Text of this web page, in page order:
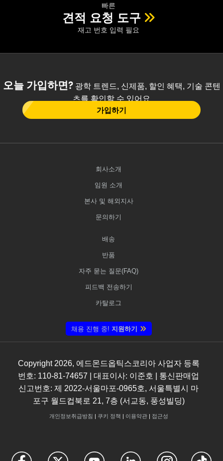
빠른
견적 요청 도구
재고 번호 입력 필요
오늘 가입하면?광학 트렌드, 신제품, 할인 혜택, 기술 콘텐
츠를 확인할 수 있어요
가입하기
회사소개
임원 소개
본사 및 해외지사
문의하기
배송
반품
자주 묻는 질문(FAQ)
피드백 전송하기
카탈로그
채용 진행 중! 지원하기
Copyright 2026, 에드몬드옵틱스코리아 사업자 등록
번호: 110-81-74657 | 대표이사: 이준호 | 통신판매업
신고번호: 제 2022-서울마포-0965호, 서울특별시 마
포구 월드컵북로 21, 7층 (서교동, 풍성빌딩)
개인정보취급방침 | 쿠키 정책 | 이용약관| 접근성